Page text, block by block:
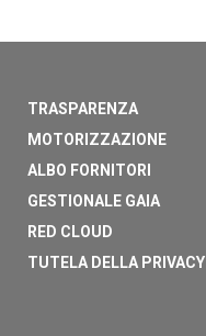
TRASPARENZA
MOTORIZZAZIONE
ALBO FORNITORI
GESTIONALE GAIA
RED CLOUD
TUTELA DELLA PRIVACY